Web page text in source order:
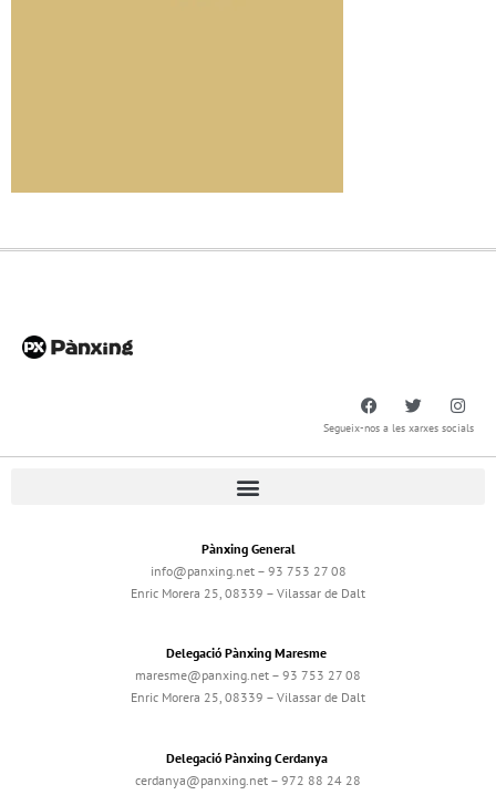
Segueix-nos a les xarxes socials
Pànxing General
info@panxing.net – 93 753 27 08
Enric Morera 25, 08339 – Vilassar de Dalt
Delegació Pànxing Maresme
maresme@panxing.net – 93 753 27 08
Enric Morera 25, 08339 – Vilassar de Dalt
Delegació Pànxing Cerdanya
cerdanya@panxing.net – 972 88 24 28